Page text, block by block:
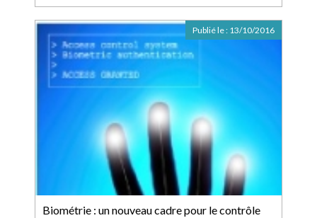
Biométrie : un nouveau cadre pour le contrôle
Publié le : 13/10/2016